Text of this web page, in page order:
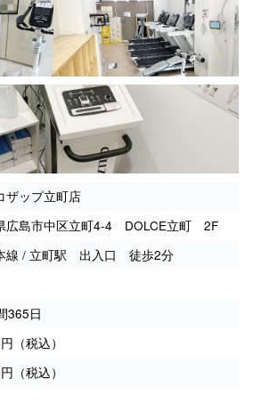
ザップ立町店
広島市中区立町4-4 DOLCE立町 2F
線 / 立町駅 出入口 徒歩2分
365日
（税込）
（税込）